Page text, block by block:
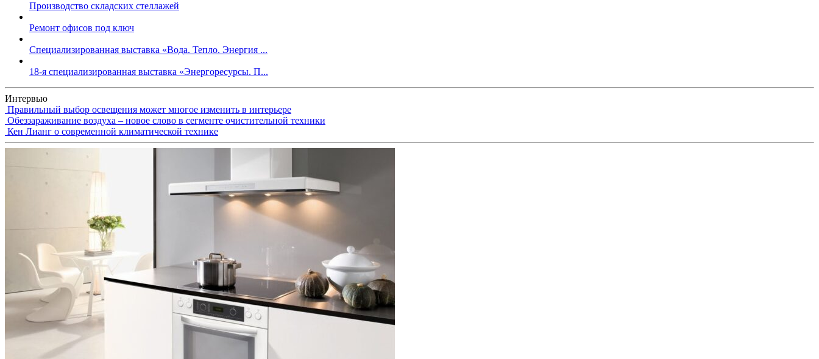
Производство складских стеллажей
Ремонт офисов под ключ
Специализированная выставка «Вода. Тепло. Энергия ...
18-я специализированная выставка «Энергоресурсы. П...
Интервью
Правильный выбор освещения может многое изменить в интерьере
Обеззараживание воздуха – новое слово в сегменте очистительной техники
Кен Лианг о современной климатической технике